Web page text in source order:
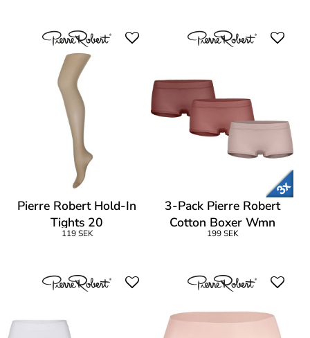
Pierre Robert Hold-In
Tights 20
119 SEK
3-Pack Pierre Robert
Cotton Boxer Wmn
199 SEK